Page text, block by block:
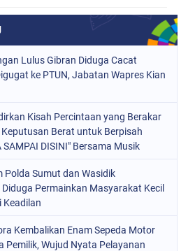
Lulus Gibran Diduga Cacat
ke PTUN, Jabatan Wapres Kian
Kisah Percintaan yang Berakar
Berat untuk Berpisah
SAMPAI DISINI" Bersama Musik
Polda Sumut dan Wasidik
Permainkan Masyarakat Kecil
Keadilan
Kembalikan Enam Sepeda Motor
Pemilik, Wujud Nyata Pelayanan